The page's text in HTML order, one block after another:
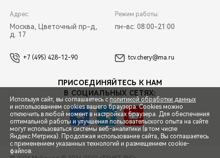
СПЕЦПРЕДЛОЖЕНИЯ
Адрес:
Москва, Цветочный пр-д,
д. 17
Режим работы:
пн-вс: 08:00-21:00
+7 (495) 428-12-90 tcv.chery@ma.ru
ПРИСОЕДИНЯЙТЕСЬ К НАМ
В СОЦИАЛЬНЫХ СЕТЯХ:
Используя сайт, вы соглашаетесь с политикой обработки данных
и использованием cookies вашего браузера. Cookies можно
отключить в любой момент в настройках браузера. Для обеспечения
оптимальной работы и улучшения пользовательского опыта на сайте
могут использоваться системы веб-аналитики (в том числе
Яндекс.Метрика). Продолжая использование сайта, Вы соглашаетесь
с применением указанных технологий и размещением cookie-
файлов.